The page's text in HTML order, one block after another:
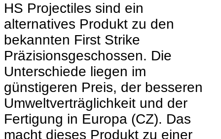
HS Projectiles sind ein
alternatives Produkt zu den
bekannten First Strike
Präzisionsgeschossen. Die
Unterschiede liegen im
günstigeren Preis, der besseren
Umweltverträglichkeit und der
Fertigung in Europa (CZ). Das
macht dieses Produkt zu einer